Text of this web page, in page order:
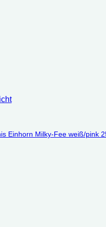
Einhorn Milky-Fee weiß/pink